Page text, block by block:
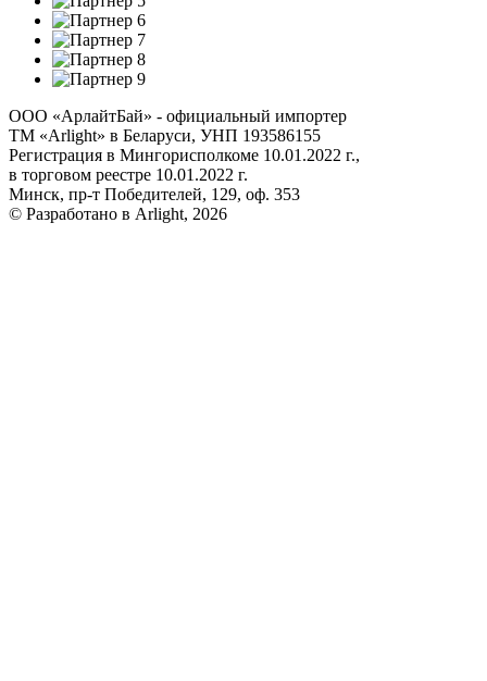
ООО «АрлайтБай» - официальный импортер
ТМ «Arlight» в Беларуси, УНП 193586155
Регистрация в Мингорисполкоме 10.01.2022 г.,
в торговом реестре 10.01.2022 г.
Минск, пр-т Победителей, 129, оф. 353
© Разработано в Arlight, 2026